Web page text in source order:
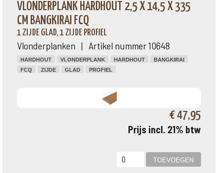
VLONDERPLANK HARDHOUT 2,5 X 14,5 X 335
CM BANGKIRAI FCQ
1 ZIJDE GLAD, 1 ZIJDE PROFIEL
Vlonderplanken | Artikel nummer 10648
HARDHOUT VLONDERPLANK HARDHOUT
BANGKIRAI
FCQ
ZIJDE GLAD PROFIEL
€ 47,95
Prijs incl. 21% btw